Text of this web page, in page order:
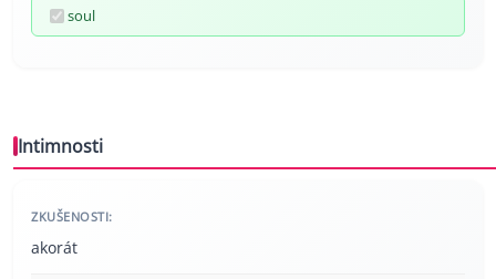
soul
Intimnosti
ZKUŠENOSTI:
akorát